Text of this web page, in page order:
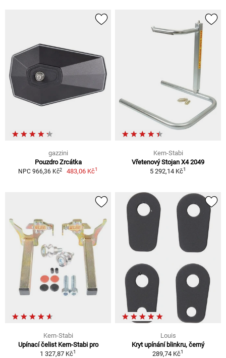
gazzini
Pouzdro Zrcátka
NPC 966,36 Kč2 483,06 Kč1
Kern-Stabi
Vřetenový Stojan X4 2049
5 292,14 Kč1
Kern-Stabi
Upínací čelist Kern-Stabi pro
1 327,87 Kč1
Louis
Kryt upínání blinkru, černý
289,74 Kč1